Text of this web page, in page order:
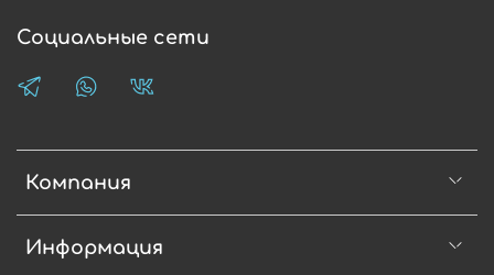
Компания
Информация
Социальные сети